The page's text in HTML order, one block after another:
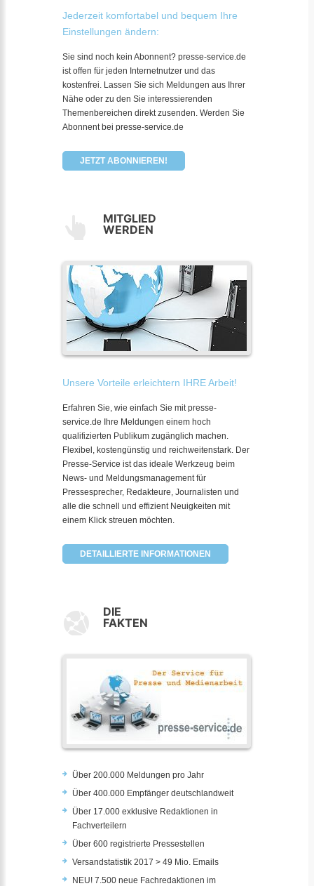
Jederzeit komfortabel und bequem Ihre
Einstellungen ändern:
Sie sind noch kein Abonnent? presse-service.de
ist offen für jeden Internetnutzer und das
kostenfrei. Lassen Sie sich Meldungen aus Ihrer
Nähe oder zu den Sie interessierenden
Themenbereichen direkt zusenden. Werden Sie
Abonnent bei presse-service.de
JETZT ABONNIEREN!
MITGLIED
WERDEN
Unsere Vorteile erleichtern IHRE Arbeit!
Erfahren Sie, wie einfach Sie mit presse-
service.de Ihre Meldungen einem hoch
qualifizierten Publikum zugänglich machen.
Flexibel, kostengünstig und reichweitenstark. Der
Presse-Service ist das ideale Werkzeug beim
News- und Meldungsmanagement für
Pressesprecher, Redakteure, Journalisten und
alle die schnell und effizient Neuigkeiten mit
einem Klick streuen möchten.
DETAILLIERTE INFORMATIONEN
DIE
FAKTEN
Über 200.000 Meldungen pro Jahr
Über 400.000 Empfänger deutschlandweit
Über 17.000 exklusive Redaktionen in
Fachverteilern
Über 600 registrierte Pressestellen
Versandstatistik 2017 > 49 Mio. Emails
NEU! 7.500 neue Fachredaktionen im